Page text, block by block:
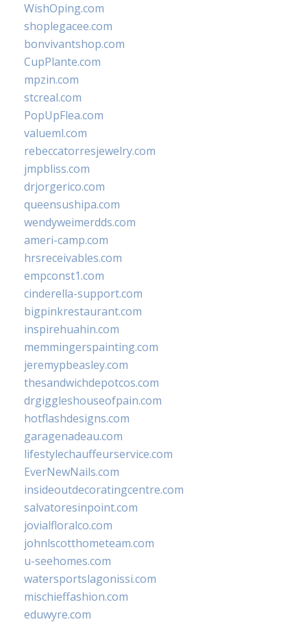
WishOping.com
shoplegacee.com
bonvivantshop.com
CupPlante.com
mpzin.com
stcreal.com
PopUpFlea.com
valueml.com
rebeccatorresjewelry.com
jmpbliss.com
drjorgerico.com
queensushipa.com
wendyweimerdds.com
ameri-camp.com
hrsreceivables.com
empconst1.com
cinderella-support.com
bigpinkrestaurant.com
inspirehuahin.com
memmingerspainting.com
jeremypbeasley.com
thesandwichdepotcos.com
drgiggleshouseofpain.com
hotflashdesigns.com
garagenadeau.com
lifestylechauffeurservice.com
EverNewNails.com
insideoutdecoratingcentre.com
salvatoresinpoint.com
jovialfloralco.com
johnlscotthometeam.com
u-seehomes.com
watersportslagonissi.com
mischieffashion.com
eduwyre.com